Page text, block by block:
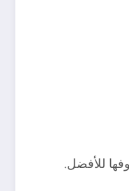
للأفضل.